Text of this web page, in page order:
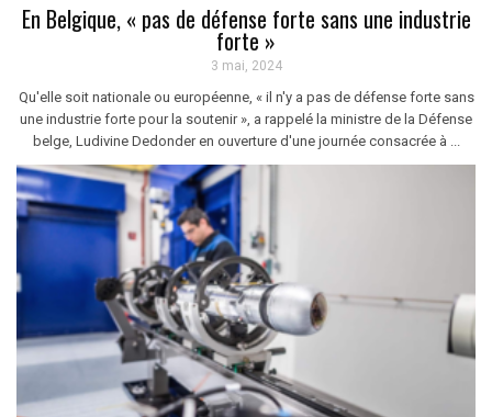
En Belgique, « pas de défense forte sans une industrie
forte »
3 mai, 2024
Qu'elle soit nationale ou européenne, « il n'y a pas de défense forte sans
une industrie forte pour la soutenir », a rappelé la ministre de la Défense
belge, Ludivine Dedonder en ouverture d'une journée consacrée à ...